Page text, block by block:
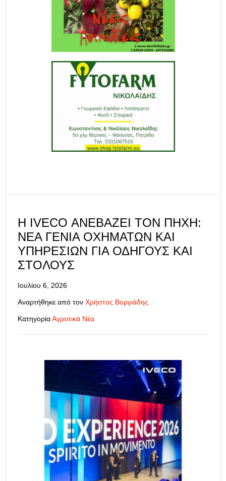
Η IVECO ΑΝΕΒΆΖΕΙ ΤΟΝ ΠΉΧΗ:
ΝΈΑ ΓΕΝΙΆ ΟΧΗΜΆΤΩΝ ΚΑΙ
ΥΠΗΡΕΣΙΏΝ ΓΙΑ ΟΔΗΓΟΎΣ ΚΑΙ
ΣΤΌΛΟΥΣ
Ιουλίου 6, 2026
Αναρτήθηκε από τον Χρήστος Βοργιάδης
ΚατηγορίαΑγροτικά Νέα